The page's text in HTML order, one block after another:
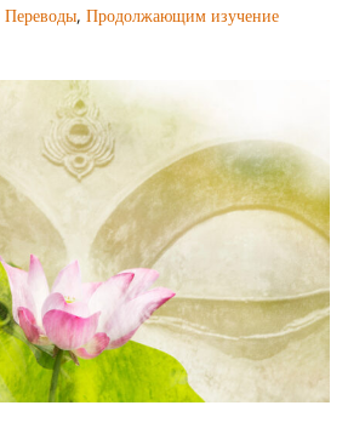
Переводы, Продолжающим изучение